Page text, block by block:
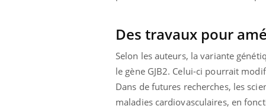
Des travaux pour
Selon les auteurs, la variante
le gène GJB2. Celui-ci pourrait
Dans de futures recherches, les
maladies cardiovasculaires, en